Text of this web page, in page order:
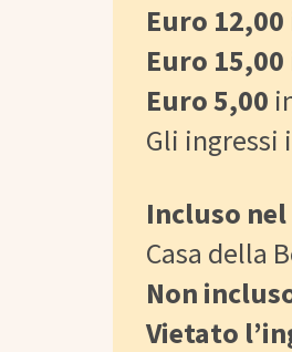
Euro 12,00
Euro 15,00
Euro 5,00
Gli ingressi
Incluso
Casa della
Non
Vietato